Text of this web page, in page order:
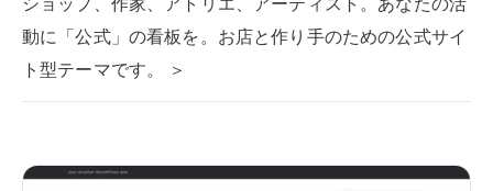
動に「公式」の看板を。お店と作り手のための公式サイ
ト型テーマです。 ＞